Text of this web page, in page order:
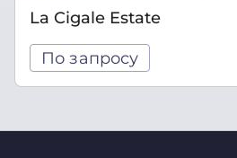
La Cigale Estate
По запросу